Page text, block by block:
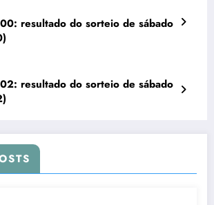
resultado do sorteio de sábado
resultado do sorteio de sábado